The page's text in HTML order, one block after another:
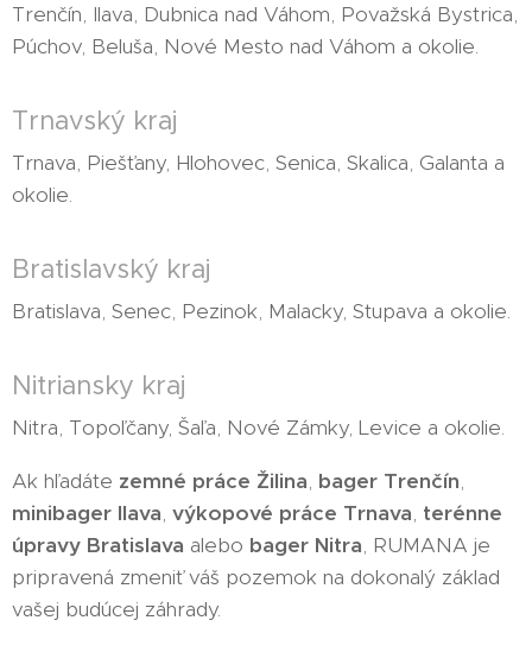
Trenčín, Ilava, Dubnica nad Váhom, Považská Bystrica,
Púchov, Beluša, Nové Mesto nad Váhom a okolie.
Trnavský kraj
Trnava, Piešťany, Hlohovec, Senica, Skalica, Galanta a
okolie.
Bratislavský kraj
Bratislava, Senec, Pezinok, Malacky, Stupava a okolie.
Nitriansky kraj
Nitra, Topoľčany, Šaľa, Nové Zámky, Levice a okolie.
Ak hľadáte zemné práce Žilina, bager Trenčín,
minibager Ilava, výkopové práce Trnava, terénne
úpravy Bratislava alebo bager Nitra, RUMANA je
pripravená zmeniť váš pozemok na dokonalý základ
vašej budúcej záhrady.